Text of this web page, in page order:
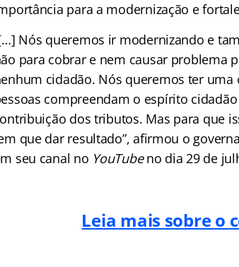
para a modernização e
Nós queremos ir modernizando e
para cobrar e nem causar problema
cidadão. Nós queremos ter
compreendam o espírito
dos tributos. Mas para que
que dar resultado”, afirmou o
seu canal no YouTubeno dia 29 de
Leia mais sobre o